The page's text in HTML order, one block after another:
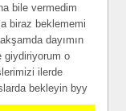
bile vermedim
biraz beklememi
dayımın
giydiriyorum o
ilerde
bekleyin byy